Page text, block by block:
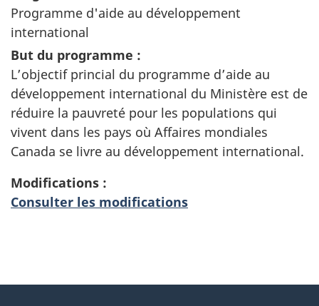
Programme d'aide au développement
international
But du programme :
L’objectif princial du programme d’aide au
développement international du Ministère est de
réduire la pauvreté pour les populations qui
vivent dans les pays où Affaires mondiales
Canada se livre au développement international.
Modifications :
Consulter les modifications
D